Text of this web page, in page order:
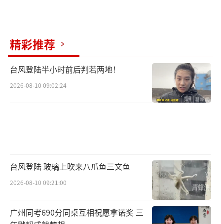
精彩推荐
台风登陆半小时前后判若两地！
2026-08-10 09:02:24
台风登陆 玻璃上吹来八爪鱼三文鱼
2026-08-10 09:21:00
广州同考690分同桌互相祝愿拿诺奖 三